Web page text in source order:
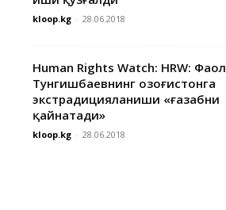
kloop.kg - 28.06.2018
Human Rights Watch: HRW: Фаол
Тунгишбаевнинг Қозоғистонга
экстрадицияланиши «ғазабни
қайнатади»
kloop.kg - 28.06.2018